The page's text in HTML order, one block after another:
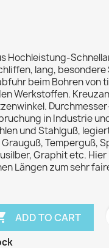
Hochleistung-
lang,
beim Bohren von
Werkstoffen.
in Industrie
und Stahlguß,
Grauguß, Temperguß,
Graphit etc. Hier
Längen zum sehr
ADD TO CART